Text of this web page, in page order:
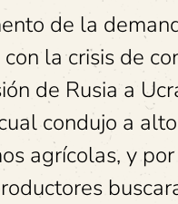
de la
la crisis de
de Rusia a
condujo a
agrícolas, y